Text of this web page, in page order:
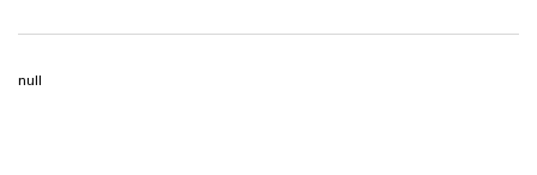
null